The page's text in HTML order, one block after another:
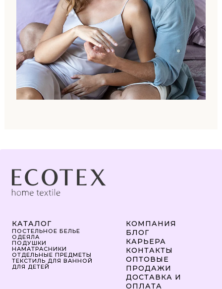
КАТАЛОГ
ПОСТЕЛЬНОЕ БЕЛЬЕ
ОДЕЯЛА
ПОДУШКИ
НАМАТРАСНИКИ
ОТДЕЛЬНЫЕ ПРЕДМЕТЫ
ТЕКСТИЛЬ ДЛЯ ВАННОЙ
ДЛЯ ДЕТЕЙ
КОМПАНИЯ
БЛОГ
КАРЬЕРА
КОНТАКТЫ
ОПТОВЫЕ
ПРОДАЖИ
ДОСТАВКА И
ОПЛАТА